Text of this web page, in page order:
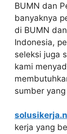
BUMN dan
banyaknya
di BUMN
Indonesia,
seleksi juga
kami
sumber
kerja yang